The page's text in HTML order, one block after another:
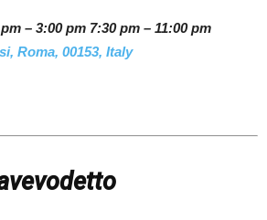
– 3:00 pm 7:30 pm – 11:00 pm
Roma, 00153, Italy